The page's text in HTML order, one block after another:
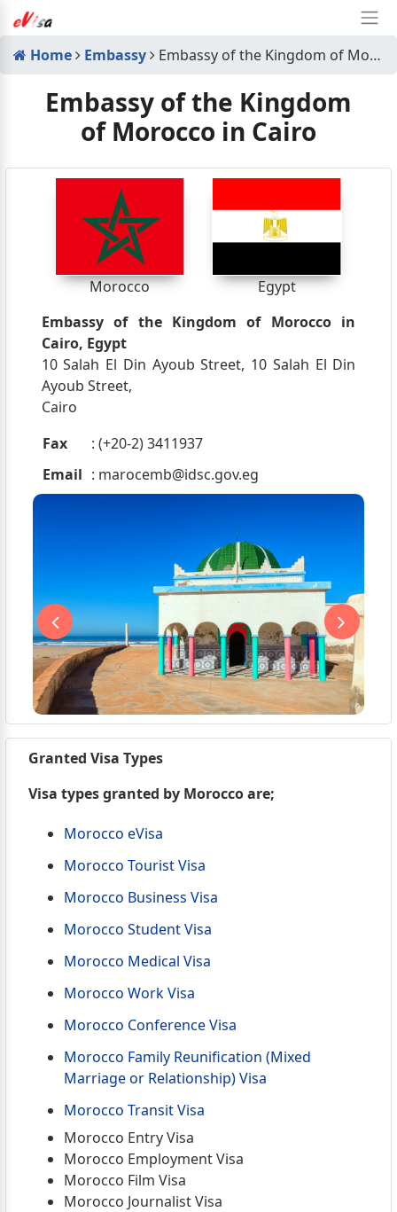
Home Embassy Embassy of the Kingdom of Morocco in Cairo
Embassy of the Kingdom
of Morocco in Cairo
Morocco
Egypt
Embassy of the Kingdom of Morocco in
Cairo, Egypt
10 Salah El Din Ayoub Street, 10 Salah El Din
Ayoub Street,
Cairo
Fax
: (+20-2) 3411937
Email : marocemb@idsc.gov.eg
Granted Visa Types
Visa types granted by Morocco are;
Morocco eVisa
Morocco Tourist Visa
Morocco Business Visa
Morocco Student Visa
Morocco Medical Visa
Morocco Work Visa
Morocco Conference Visa
Morocco Family Reunification (Mixed
Marriage or Relationship) Visa
Morocco Transit Visa
Morocco Entry Visa
Morocco Employment Visa
Morocco Film Visa
Morocco Journalist Visa